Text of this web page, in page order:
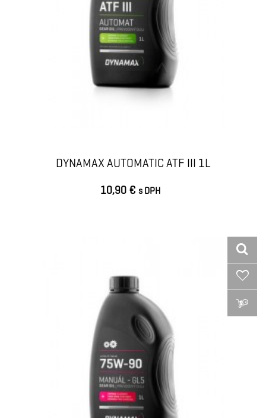
DYNAMAX AUTOMATIC ATF III 1L
10,90 € s DPH